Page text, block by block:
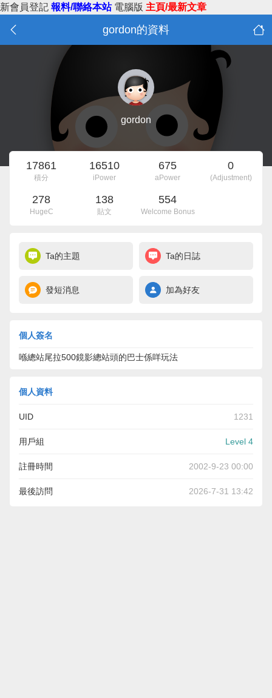
新會員登記 報料/聯絡本站 電腦版 主頁/最新文章
gordon的資料
gordon
17861
積分
16510
iPower
675
aPower
0
(Adjustment)
278
HugeC
138
貼文
554
Welcome Bonus
Ta的主題 Ta的日誌
發短消息 加為好友
個人簽名
喺總站尾拉500鏡影總站頭的巴士係咩玩法
個人資料
UID 1231
用戶組 Level 4
註冊時間 2002-9-23 00:00
最後訪問 2026-7-31 13:42